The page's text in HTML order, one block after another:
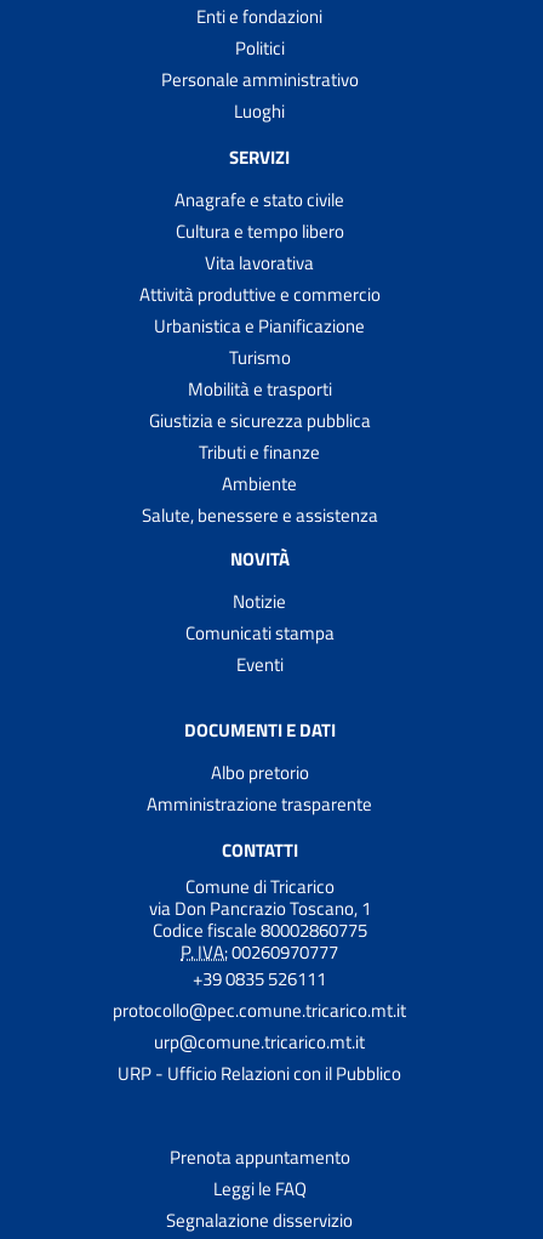
Enti e fondazioni
Politici
Personale amministrativo
Luoghi
SERVIZI
Anagrafe e stato civile
Cultura e tempo libero
Vita lavorativa
Attività produttive e commercio
Urbanistica e Pianificazione
Turismo
Mobilità e trasporti
Giustizia e sicurezza pubblica
Tributi e finanze
Ambiente
Salute, benessere e assistenza
NOVITÀ
Notizie
Comunicati stampa
Eventi
DOCUMENTI E DATI
Albo pretorio
Amministrazione trasparente
CONTATTI
Comune di Tricarico
via Don Pancrazio Toscano, 1
Codice fiscale 80002860775
P. IVA:00260970777
+39 0835 526111
protocollo@pec.comune.tricarico.mt.it
urp@comune.tricarico.mt.it
URP - Ufficio Relazioni con il Pubblico
Prenota appuntamento
Leggi le FAQ
Segnalazione disservizio